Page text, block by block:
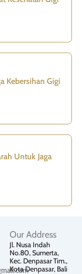
Kebersihan Gigi
Untuk Jaga
Our Address
Jl. Nusa Indah
No.80, Sumerta,
Kec. Denpasar Tim.,
Kota Denpasar, Bali